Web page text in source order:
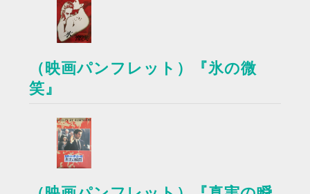
（映画パンフレット）『氷の微
笑』